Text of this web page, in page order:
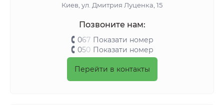
Киeв, ул. Дмитрия Луценка, 15
Позвоните нам:
067 Показати номер
050 Показати номер
Перейти в контакты